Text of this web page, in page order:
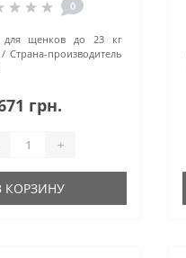
0
для щенков до 23 кг
Страна-производитель
грн.
+
КОРЗИНУ